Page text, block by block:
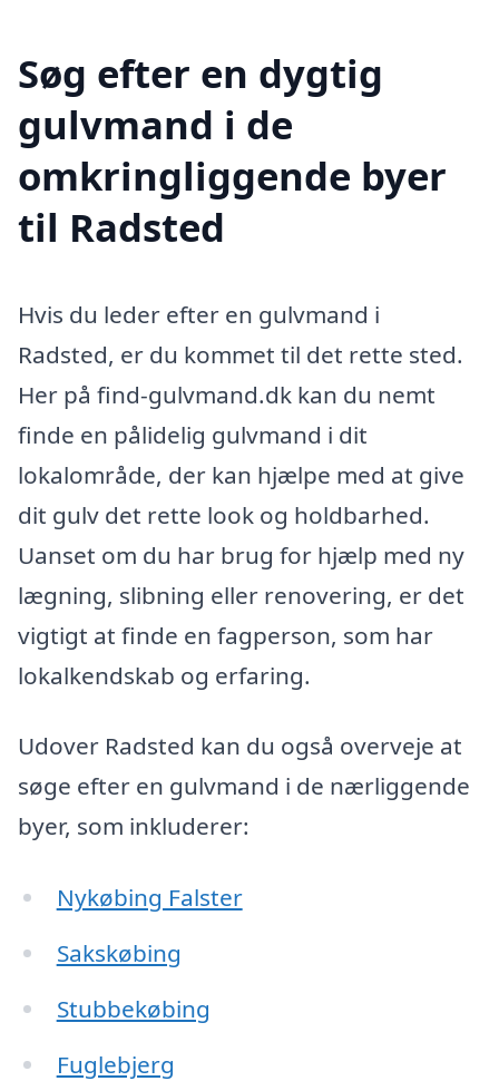
Søg efter en dygtig
gulvmand i de
omkringliggende byer
til Radsted
Hvis du leder efter en gulvmand i
Radsted, er du kommet til det rette sted.
Her på find-gulvmand.dk kan du nemt
finde en pålidelig gulvmand i dit
lokalområde, der kan hjælpe med at give
dit gulv det rette look og holdbarhed.
Uanset om du har brug for hjælp med ny
lægning, slibning eller renovering, er det
vigtigt at finde en fagperson, som har
lokalkendskab og erfaring.
Udover Radsted kan du også overveje at
søge efter en gulvmand i de nærliggende
byer, som inkluderer:
Nykøbing Falster
Sakskøbing
Stubbekøbing
Fuglebjerg